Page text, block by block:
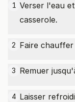
1 Verser l'eau
casserole.
2 Faire
3 Remuer
4 Laisser